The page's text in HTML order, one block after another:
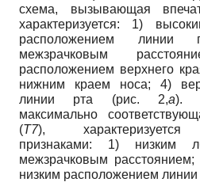
схема, вызывающая
характеризуется: 1)
расположением
межзрачковым
расположением верхнего
нижним краем носа; 4)
линии рта (рис. 2,a).
максимально
(T7), характеризуется
признаками: 1) низким
межзрачковым
низким расположением линии